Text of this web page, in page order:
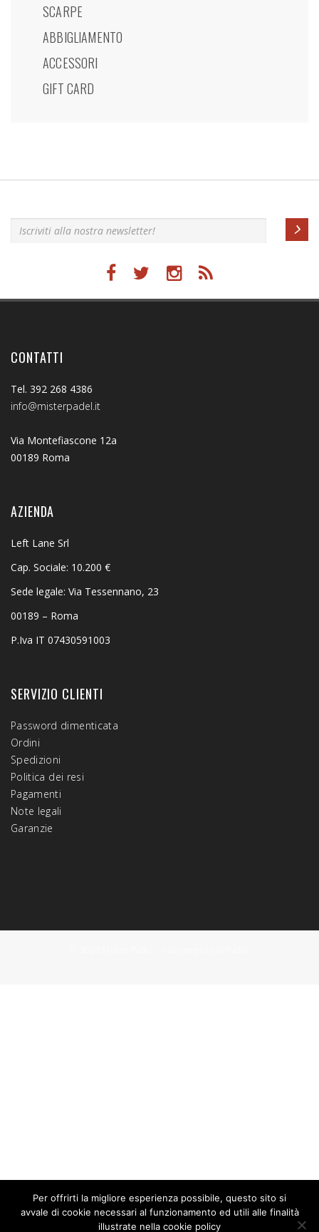
SCARPE
ABBIGLIAMENTO
ACCESSORI
GIFT CARD
CONTATTI
Tel. 392 268 4386
info@misterpadel.it
Via Montefiascone 12a
00189 Roma
AZIENDA
Left Lane Srl
Cap. Sociale: 10.200 €
Sede legale: Via Tessennano, 23
00189 – Roma
P.Iva IT 07430591003
SERVIZIO CLIENTI
Password dimenticata
Ordini
Spedizioni
Politica dei resi
Pagamenti
Note legali
Garanzie
Per offrirti la migliore esperienza possibile, questo sito si
avvale di cookie necessari al funzionamento ed utili alle finalità
illustrate nella cookie policy